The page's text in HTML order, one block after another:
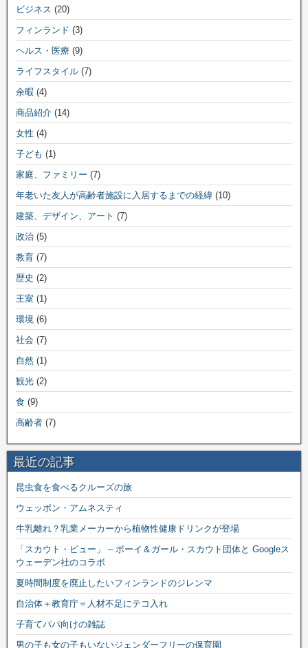
ビジネス (20)
フィンランド (3)
ヘルス・医療 (9)
ライフスタイル (7)
余暇 (4)
商品紹介 (14)
女性 (4)
子ども (1)
家庭、ファミリー (7)
年老いた友人が高齢者施設に入居するまでの経緯 (10)
建築、デザイン、アート (7)
政治 (5)
教育 (7)
歴史 (2)
王室 (1)
環境 (6)
社会 (7)
自然 (1)
観光 (2)
食 (9)
高齢者 (7)
最近の記事
昆虫食を食べるクルーズの旅
ウェッポン・アムネスティ
牛乳離れ？乳業メーカーから植物性健康ドリンクが登場
「スカウト・ビュー」 – ボーイ＆ガール・スカウト団体と Googleス
ウェーデン社のコラボ
夏時間制度を廃止したいフィンランドのジレンマ
自治体＋教育庁＝人材不足にテコ入れ
子育てパパ向けの雑誌
男の子も女の子もいないジェンダーフリーの保育園